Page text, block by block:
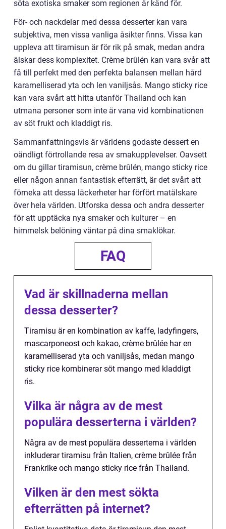
söta exotiska smaker som regionen är känd för.
För- och nackdelar med dessa desserter kan vara
subjektiva, men vissa vanliga åsikter finns. Vissa kan
uppleva att tiramisun är för rik på smak, medan andra
älskar dess komplexitet. Crème brûlén kan vara svår att
få till perfekt med den perfekta balansen mellan hård
karamelliserad yta och len vaniljsås. Mango sticky rice
kan vara svårt att hitta utanför Thailand och kan
utmana personer som inte är vana vid kombinationen
av söt frukt och kladdigt ris.
Sammanfattningsvis är världens godaste dessert en
oändligt förtrollande resa av smakupplevelser. Oavsett
om du gillar tiramisun, crème brûlén, mango sticky rice
eller någon annan fantastisk efterrätt, är det svårt att
förneka att dessa läckerheter har förfört matälskare
över hela världen. Utforska dessa och andra desserter
för att upptäcka nya smaker och kulturer – en
himmelsk belöning väntar på dina smaklökar.
FAQ
Vad är skillnaderna mellan
dessa desserter?
Tiramisu är en kombination av kaffe, ladyfingers,
mascarponeost och kakao, crème brûlée har en
karamelliserad yta och vaniljsås, medan mango
sticky rice kombinerar söt mango med kladdigt
ris.
Vilka är några av de mest
populära desserterna i världen?
Några av de mest populära desserterna i världen
inkluderar tiramisu från Italien, crème brûlée från
Frankrike och mango sticky rice från Thailand.
Vilken är den mest sökta
efterrätten på internet?